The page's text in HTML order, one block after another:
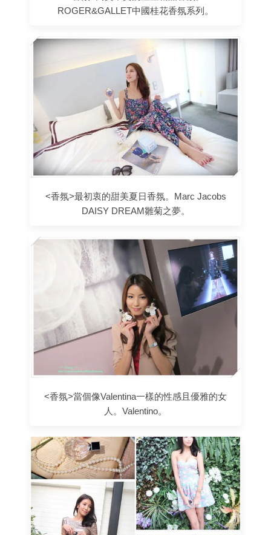
ROGER&GALLET中國桂花香氛系列。
<香氛>最初衷的甜美夏日香氛。Marc Jacobs
DAISY DREAM雛菊之夢。
<香氛>當個像Valentina一樣的性感且優雅的女
人。Valentino。